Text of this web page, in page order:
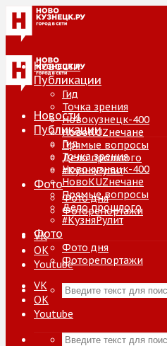
Новости
Публикации
Гид
Точка зрения
Новокузнецк-400
НовоKUZнечане
Прямые вопросы
Дело прошлого
#КузняРулит
Фото
Фото дня
Фоторепортажи
VK
ОК
Youtube
Новости
Публикации
Гид
Точка зрения
Новокузнецк-400
НовоKUZнечане
Прямые вопросы
Дело прошлого
#КузняРулит
Фото
Фото дня
Фоторепортажи
VK
ОК
Youtube